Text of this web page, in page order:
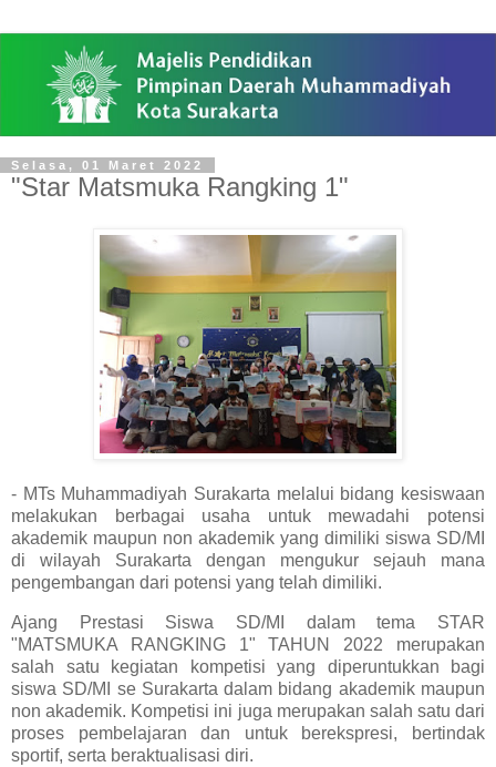
Selasa, 01 Maret 2022
"Star Matsmuka Rangking 1"
- MTs Muhammadiyah Surakarta melalui bidang kesiswaan
melakukan berbagai usaha untuk mewadahi potensi
akademik maupun non akademik yang dimiliki siswa SD/MI
di wilayah Surakarta dengan mengukur sejauh mana
pengembangan dari potensi yang telah dimiliki.
Ajang Prestasi Siswa SD/MI dalam tema STAR
"MATSMUKA RANGKING 1" TAHUN 2022 merupakan
salah satu kegiatan kompetisi yang diperuntukkan bagi
siswa SD/MI se Surakarta dalam bidang akademik maupun
non akademik. Kompetisi ini juga merupakan salah satu dari
proses pembelajaran dan untuk berekspresi, bertindak
sportif, serta beraktualisasi diri.